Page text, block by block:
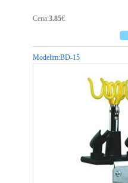
Cena:3.85€
Modelim:BD-15